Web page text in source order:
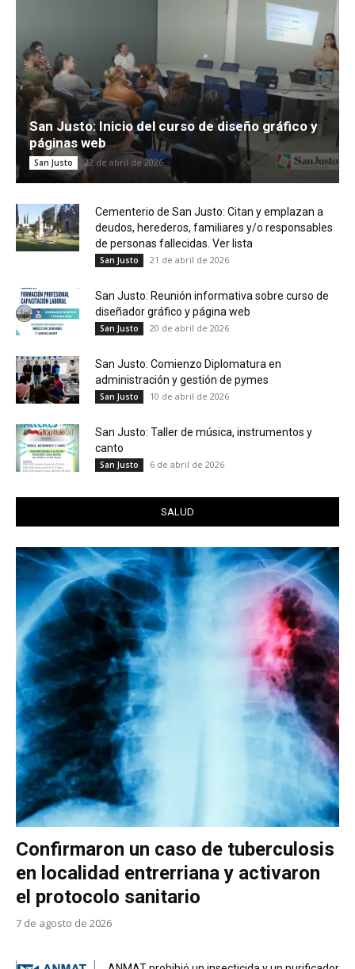
San Justo: Inicio del curso de diseño gráfico y
páginas web
San Justo 22 de abril de 2026
Cementerio de San Justo: Citan y emplazan a
deudos, herederos, familiares y/o responsables
de personas fallecidas. Ver lista
San Justo 21 de abril de 2026
San Justo: Reunión informativa sobre curso de
diseñador gráfico y página web
San Justo 20 de abril de 2026
San Justo: Comienzo Diplomatura en
administración y gestión de pymes
San Justo 10 de abril de 2026
San Justo: Taller de música, instrumentos y
canto
San Justo 6 de abril de 2026
SALUD
Confirmaron un caso de tuberculosis
en localidad entrerriana y activaron
el protocolo sanitario
7 de agosto de 2026